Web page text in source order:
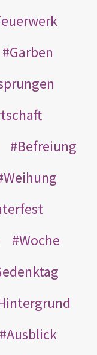
Garben
Befreiung
Weihung
Woche
Ausblick